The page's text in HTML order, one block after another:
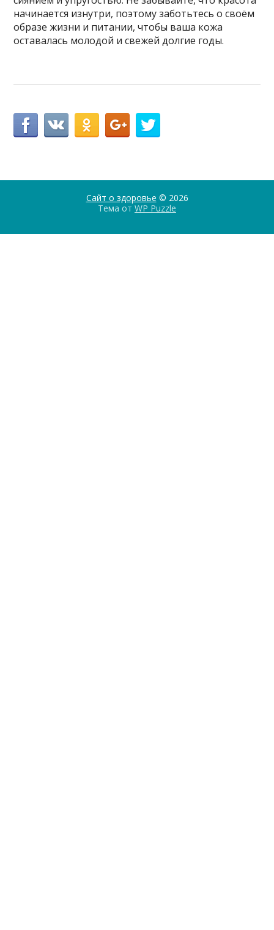
начинается изнутри, поэтому заботьтесь о своём
образе жизни и питании, чтобы ваша кожа
оставалась молодой и свежей долгие годы.
Сайт о здоровье © 2026
Тема от WP Puzzle